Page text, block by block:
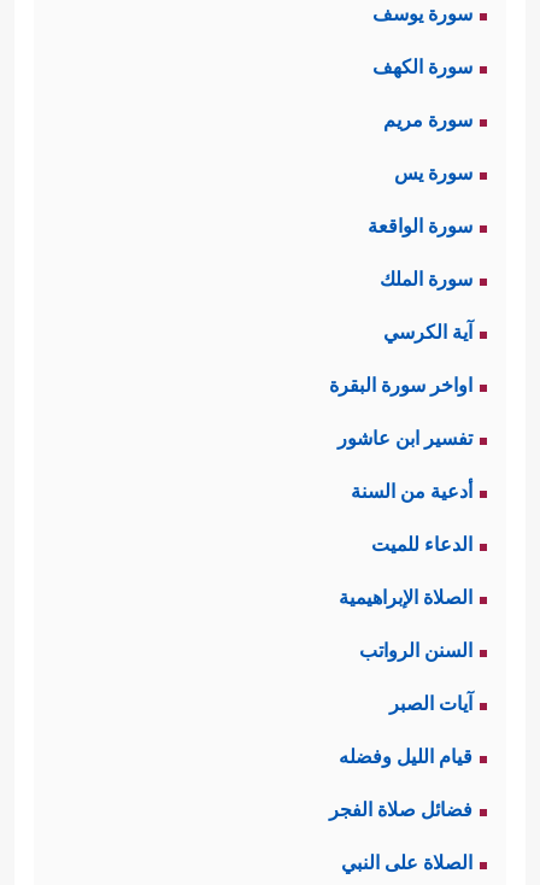
سورة يوسف
سورة الكهف
سورة مريم
سورة يس
سورة الواقعة
سورة الملك
آية الكرسي
اواخر سورة البقرة
تفسير ابن عاشور
أدعية من السنة
الدعاء للميت
الصلاة الإبراهيمية
السنن الرواتب
آيات الصبر
قيام الليل وفضله
فضائل صلاة الفجر
الصلاة على النبي